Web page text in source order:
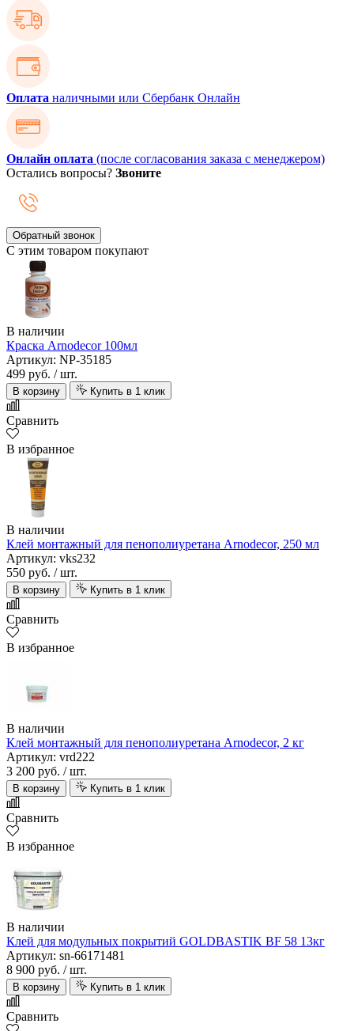
Оплата наличными или Сбербанк Онлайн
Онлайн оплата (после согласования заказа с менеджером)
Остались вопросы? Звоните
Обратный звонок
С этим товаром покупают
В наличии
Краска Arnodecor 100мл
Артикул: NP-35185
499 руб. / шт.
В корзину Купить в 1 клик
Сравнить
В избранное
В наличии
Клей монтажный для пенополиуретана Arnodecor, 250 мл
Артикул: vks232
550 руб. / шт.
В корзину Купить в 1 клик
Сравнить
В избранное
В наличии
Клей монтажный для пенополиуретана Arnodecor, 2 кг
Артикул: vrd222
3 200 руб. / шт.
В корзину Купить в 1 клик
Сравнить
В избранное
В наличии
Клей для модульных покрытий GOLDBASTIK BF 58 13кг
Артикул: sn-66171481
8 900 руб. / шт.
В корзину Купить в 1 клик
Сравнить